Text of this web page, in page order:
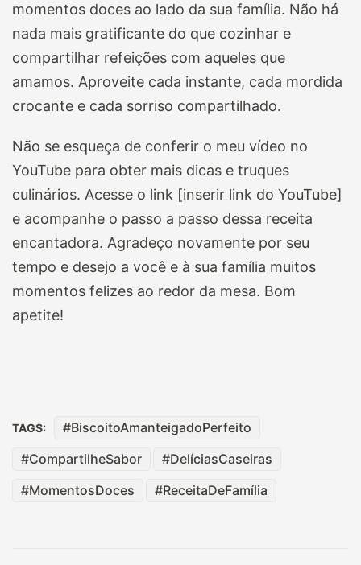
momentos doces ao lado da sua família. Não há
nada mais gratificante do que cozinhar e
compartilhar refeições com aqueles que
amamos. Aproveite cada instante, cada mordida
crocante e cada sorriso compartilhado.
Não se esqueça de conferir o meu vídeo no
YouTube para obter mais dicas e truques
culinários. Acesse o link [inserir link do YouTube]
e acompanhe o passo a passo dessa receita
encantadora. Agradeço novamente por seu
tempo e desejo a você e à sua família muitos
momentos felizes ao redor da mesa. Bom
apetite!
TAGS: BiscoitoAmanteigadoPerfeito
CompartilheSabor DelíciasCaseiras
MomentosDoces ReceitaDeFamília